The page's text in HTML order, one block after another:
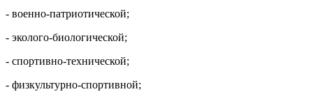
- военно-патриотической;
- эколого-биологической;
- спортивно-технической;
- физкультурно-спортивной;